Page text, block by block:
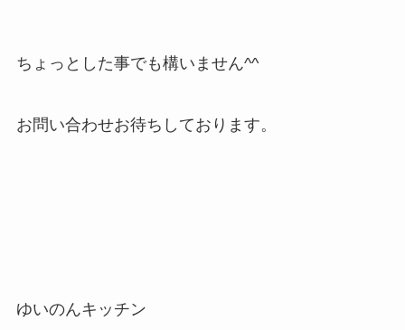
ちょっとした事でも構いません^^
お問い合わせお待ちしております。
ゆいのんキッチン